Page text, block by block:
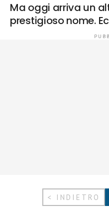
Ma oggi arriva un
prestigioso nome.
< INDIETRO